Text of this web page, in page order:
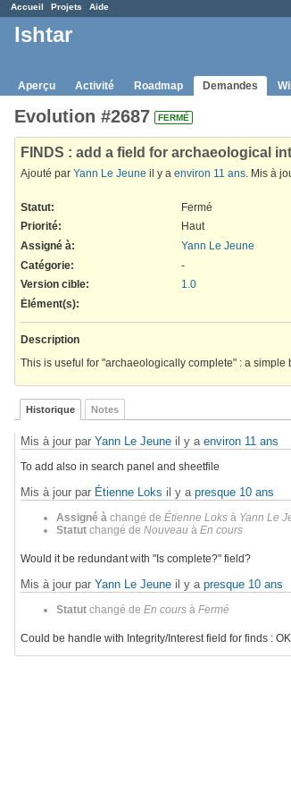
Accueil Projets Aide
Ishtar
Aperçu Activité Roadmap Demandes
Evolution #2687 FERMÉ
FINDS : add a field for archaeological
Ajouté par Yann Le Jeune il y a environ 11 ans. Mis à
Statut:
Fermé
Priorité:
Haut
Assigné à:
Yann Le Jeune
Catégorie:
-
Version cible:
1.0
Élément(s):
Description
This is useful for "archaeologically complete" : a
Historique Notes
Mis à jour par Yann Le Jeune il y a environ 11 ans
To add also in search panel and sheetfile
Mis à jour par Étienne Loks il y a presque 10 ans
Assigné à changé de Étienne Loks à Yann Le
Statut changé de Nouveau à En cours
Would it be redundant with "Is complete?" field?
Mis à jour par Yann Le Jeune il y a presque 10 ans
Statut changé de En cours à Fermé
Could be handle with Integrity/Interest field for finds :